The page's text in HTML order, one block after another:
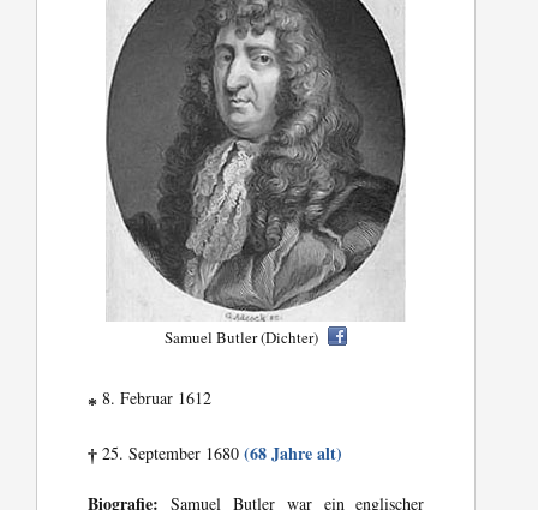
Samuel Butler (Dichter)
* 8. Februar 1612
† 25. September 1680(68 Jahre alt)
Biografie: Samuel Butler war ein englischer